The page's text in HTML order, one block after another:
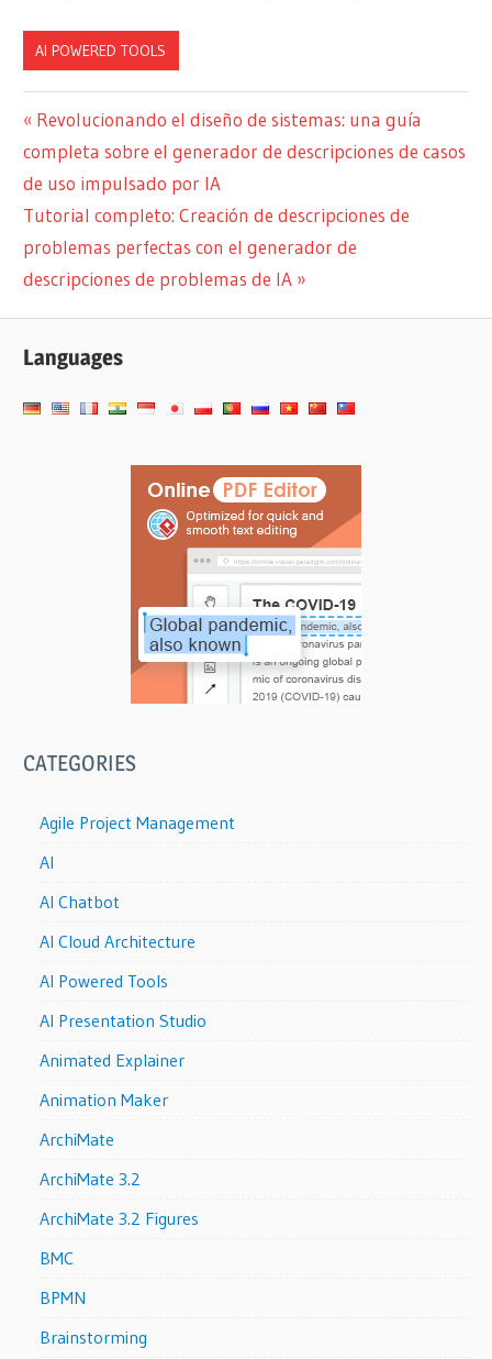
AI POWERED TOOLS
Navegación
de
entradas
Entrada
anterior:
Revolucionando el diseño de sistemas: una guía
completa sobre el generador de descripciones de casos
de uso impulsado por IA
Siguiente
entrada:
Tutorial completo: Creación de descripciones de
problemas perfectas con el generador de
descripciones de problemas de IA
Languages
CATEGORIES
Agile Project Management
AI
AI Chatbot
AI Cloud Architecture
AI Powered Tools
AI Presentation Studio
Animated Explainer
Animation Maker
ArchiMate
ArchiMate 3.2
ArchiMate 3.2 Figures
BMC
BPMN
Brainstorming